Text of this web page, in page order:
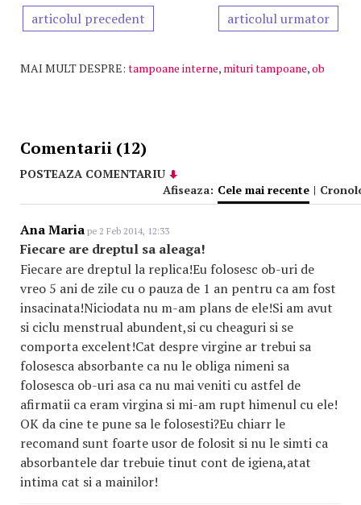
articolul precedent articolul urmator
MAI MULT DESPRE: tampoane interne, mituri tampoane,ob
Comentarii (12)
POSTEAZA COMENTARIU
Afiseaza: Cele mai recente |
Ana Maria pe 2 Feb 2014, 12:33
Fiecare are dreptul sa aleaga!
Fiecare are dreptul la replica!Eu folosesc ob-uri de
vreo 5 ani de zile cu o pauza de 1 an pentru ca am fost
insacinata!Niciodata nu m-am plans de ele!Si am avut
si ciclu menstrual abundent,si cu cheaguri si se
comporta excelent!Cat despre virgine ar trebui sa
folosesca absorbante ca nu le obliga nimeni sa
folosesca ob-uri asa ca nu mai veniti cu astfel de
afirmatii ca eram virgina si mi-am rupt himenul cu ele!
OK da cine te pune sa le folosesti?Eu chiarr le
recomand sunt foarte usor de folosit si nu le simti ca
absorbantele dar trebuie tinut cont de igiena,atat
intima cat si a mainilor!